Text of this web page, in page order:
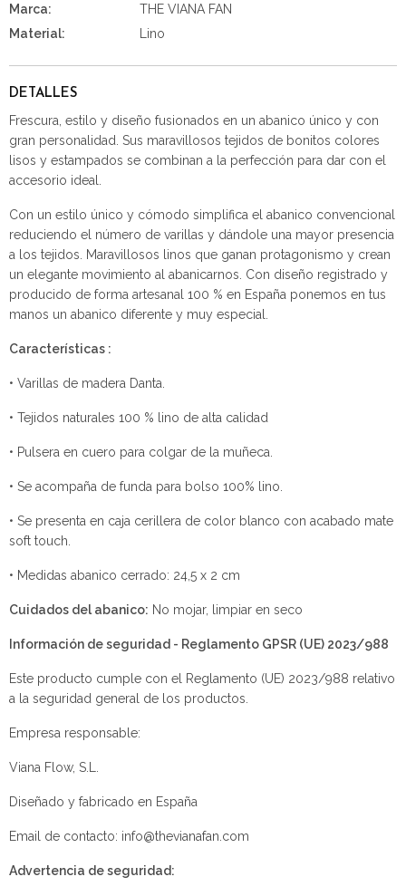
Marca:
THE VIANA FAN
Material:
Lino
DETALLES
Frescura, estilo y diseño fusionados en un abanico único y con
gran personalidad. Sus maravillosos tejidos de bonitos colores
lisos y estampados se combinan a la perfección para dar con el
accesorio ideal.
Con un estilo único y cómodo simplifica el abanico convencional
reduciendo el número de varillas y dándole una mayor presencia
a los tejidos. Maravillosos linos que ganan protagonismo y crean
un elegante movimiento al abanicarnos. Con diseño registrado y
producido de forma artesanal 100 % en España ponemos en tus
manos un abanico diferente y muy especial.
Características :
• Varillas de madera Danta.
• Tejidos naturales 100 % lino de alta calidad
• Pulsera en cuero para colgar de la muñeca.
• Se acompaña de funda para bolso 100% lino.
• Se presenta en caja cerillera de color blanco con acabado mate
soft touch.
• Medidas abanico cerrado: 24,5 x 2 cm
Cuidados del abanico: No mojar, limpiar en seco
Información de seguridad - Reglamento GPSR (UE) 2023/988
Este producto cumple con el Reglamento (UE) 2023/988 relativo
a la seguridad general de los productos.
Empresa responsable:
Viana Flow, S.L.
Diseñado y fabricado en España
Email de contacto: info@thevianafan.com
Advertencia de seguridad: